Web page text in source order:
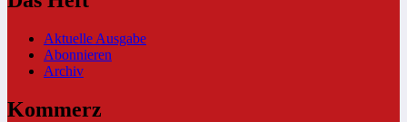
Aktuelle Ausgabe
Abonnieren
Archiv
Kommerz